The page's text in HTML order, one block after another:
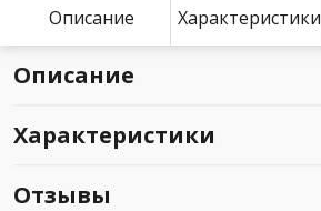
Описание Характеристики
Описание
Характеристики
Отзывы